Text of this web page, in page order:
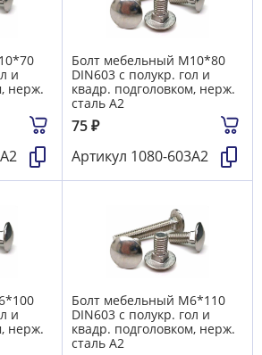
и
нерж.
Болт мебельный М10*80
DIN603 с полукр. гол и
квадр. подголовком, нерж.
сталь А2
75₽
Артикул 1080-603А2
и
нерж.
Болт мебельный М6*110
DIN603 с полукр. гол и
квадр. подголовком, нерж.
сталь А2